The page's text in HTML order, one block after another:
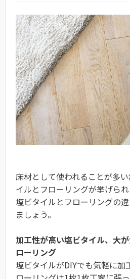
床材として使われることが多
イルとフローリングが挙げら
塩ビタイルとフローリングの
ましょう。
加工性が高い塩ビタイル、大
ローリング
塩ビタイルがDIYでも気軽に加